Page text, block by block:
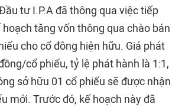
tư I.P.A đã thông qua việc tiếp
tăng vốn thông qua chào bán
cho cổ đông hiện hữu. Giá phát
cổ phiếu, tỷ lệ phát hành là 1:1,
sở hữu 01 cổ phiếu sẽ được nhận
mới. Trước đó, kế hoạch này đã